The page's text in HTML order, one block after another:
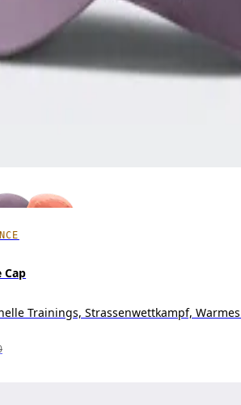
Cap
Trainings, Strassenwettkampf,